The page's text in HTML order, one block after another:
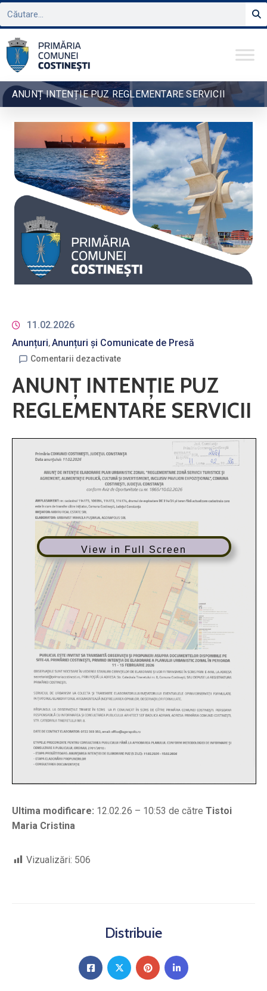
ANUNȚ INTENȚIE PUZ REGLEMENTARE SERVICII
11.02.2026
Anunțuri‚Anunțuri și Comunicate de Presă
Comentarii dezactivate
ANUNȚ INTENȚIE PUZ
REGLEMENTARE SERVICII
View in Full Screen
Ultima modificare: 12.02.26 – 10:53 de către Tistoi
Maria Cristina
Vizualizări: 506
Distribuie